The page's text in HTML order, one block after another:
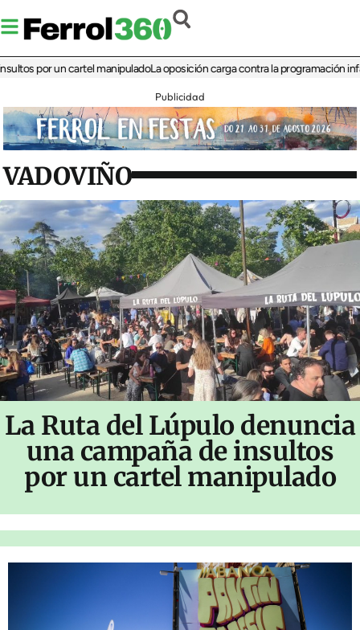
por un cartel manipuladoLa oposición carga contra la programación infantil
Publicidad
VADOVIÑO
La Ruta del Lúpulo denuncia
una campaña de insultos
por un cartel manipulado